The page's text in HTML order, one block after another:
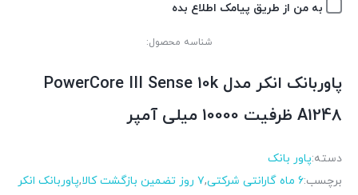
به من از طریق پیامک اطلاع بده
شناسه محصول:
پاوربانک انکر مدل PowerCore III Sense 10k
A1248 ظرفیت 10000 میلی‌ آمپر
دسته:پاور بانک
برچسب:6 ماه گارانتی شرکتی ,۷ روز تضمین بازگشت کالا ,پاوربانک انکر